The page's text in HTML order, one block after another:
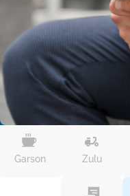
Garson Zulu